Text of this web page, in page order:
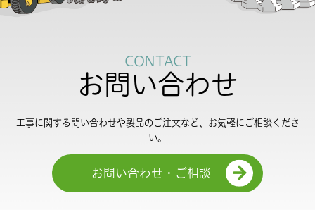
CONTACT
お問い合わせ
工事に関する問い合わせや製品のご注文など、お気軽にご相談くださ
い。
お問い合わせ・ご相談